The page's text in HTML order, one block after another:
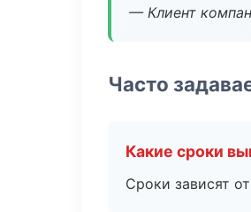
— Клиент
Часто
Какие сроки
Сроки зависят